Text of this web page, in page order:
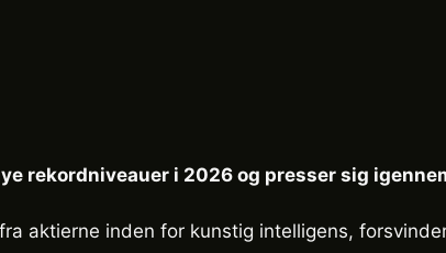
rekordniveauer i 2026 og presser sig
aktierne inden for kunstig intelligens,